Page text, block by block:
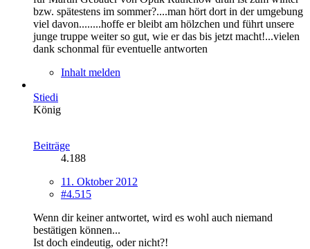
bzw. spätestens im sommer?....man hört dort in der umgebung
viel davon........hoffe er bleibt am hölzchen und führt unsere
junge truppe weiter so gut, wie er das bis jetzt macht!...vielen
dank schonmal für eventuelle antworten
Inhalt melden
Stiedi
König
Beiträge
4.188
11. Oktober 2012
#4.515
Wenn dir keiner antwortet, wird es wohl auch niemand
bestätigen können...
Ist doch eindeutig, oder nicht?!